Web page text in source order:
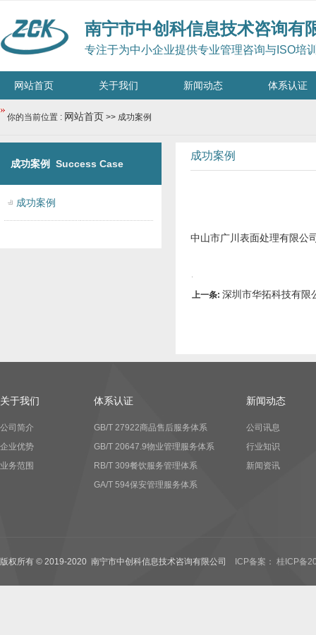
南宁市中创科信息技术咨询有
专注于为中小企业提供专业管理咨询与ISO培
网站首页 关于我们 新闻动态 体系认证
你的当前位置 : 网站首页 >> 成功案例
成功案例 Success Case
成功案例
成功案例
中山市广川表面处理有限公
上一条: 深圳市华拓科技有限
关于我们
公司简介
企业优势
业务范围
体系认证
GB/T 27922商品售后服务体系
GB/T 20647.9物业管理服务体系
RB/T 309餐饮服务管理体系
GA/T 594保安管理服务体系
新闻动态
公司讯息
行业知识
新闻资讯
版权所有 © 2019-2020 南宁市中创科信息技术咨询有限公司 ICP备案： 桂ICP备